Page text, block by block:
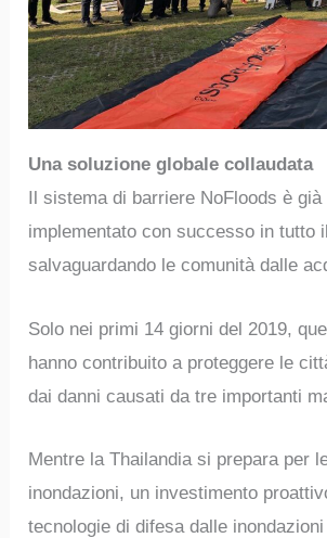
Una soluzione globale collaudata
Il sistema di barriere NoFloods è
implementato con successo in tutto
salvaguardando le comunità dalle
Solo nei primi 14 giorni del 2019,
hanno contribuito a proteggere le
dai danni causati da tre importanti
Mentre la Thailandia si prepara per
inondazioni, un investimento
tecnologie di difesa dalle